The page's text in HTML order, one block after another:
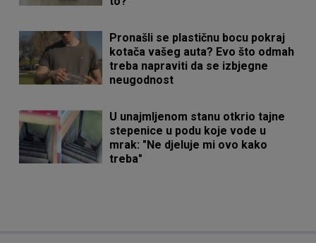
Pronašli se plastičnu bocu pokraj
kotača vašeg auta? Evo što odmah
treba napraviti da se izbjegne
neugodnost
U unajmljenom stanu otkrio tajne
stepenice u podu koje vode u
mrak: "Ne djeluje mi ovo kako
treba"